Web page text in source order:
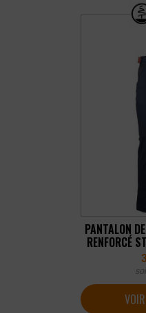
PANTALON
RENFORCÉ